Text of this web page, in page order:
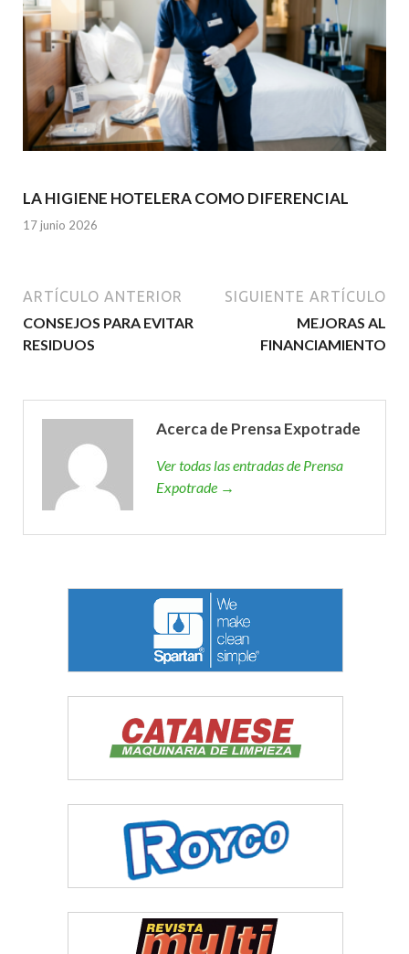
LA HIGIENE HOTELERA COMO DIFERENCIAL
17 junio 2026
ARTÍCULO ANTERIOR
CONSEJOS PARA EVITAR
RESIDUOS
SIGUIENTE ARTÍCULO
MEJORAS AL
FINANCIAMIENTO
Acerca de Prensa Expotrade
Ver todas las entradas de Prensa
Expotrade →